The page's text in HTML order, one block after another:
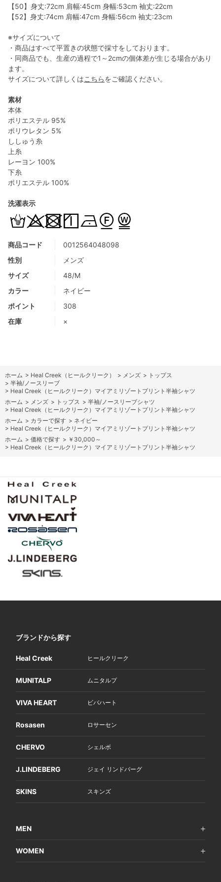
商品コード
0012564048098
性別
メンズ
サイズ
48/M
カラー
ネイビー
ポイント
308
在庫
×
【50】身丈:72cm 肩幅:45cm 身幅:53cm 袖丈:22cm
【52】身丈:74cm 肩幅:47cm 身幅:56cm 袖丈:23cm
※サイズについて
・商品はすべて平置きの状態で採寸をしております。
・同商品でも、生産の過程で1～2cmの個体差が生じる場合があり
ます。
サイズについて詳しくはこちらをご確認ください。
素材
本体
ポリエステル 95%
ポリウレタン 5%
ししゅう糸
上糸
レーヨン 100%
下糸
ポリエステル 100%
洗濯表示
ホーム > Heal Creek（ヒールクリーク） > メンズ > トップス
> 半袖/ノースリーブ
> Heal Creek（ヒールクリーク）マイアミリゾートプリント半袖シャツ
ホーム > メンズ > トップス > 半袖/ノースリーブシャツ
> Heal Creek（ヒールクリーク）マイアミリゾートプリント半袖シャツ
ホーム > カラーで探す > ネイビー
> Heal Creek（ヒールクリーク）マイアミリゾートプリント半袖シャツ
ホーム > 価格で探す > ￥30,000～
> Heal Creek（ヒールクリーク）マイアミリゾートプリント半袖シャツ
ブランドから探す
Heal Creek ヒールクリーク
MUNITALP ムニタルプ
VIVA HEART ビバハート
Rosasen ロサーセン
CHERVO シェルボ
J.LINDEBERG ジェイ リンドバーグ
SKINS スキンズ
MEN
WOMEN